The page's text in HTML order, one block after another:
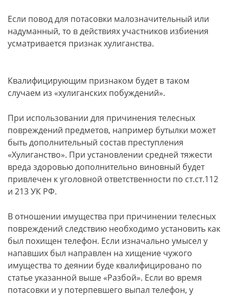
Если повод для потасовки малозначительный или
надуманный, то в действиях участников избиения
усматривается признак хулиганства.
Квалифицирующим признаком будет в таком
случаем из «хулиганских побуждений».
При использовании для причинения телесных
повреждений предметов, например бутылки может
быть дополнительный состав преступления
«Хулиганство». При установлении средней тяжести
вреда здоровью дополнительно виновный будет
привлечен к уголовной ответственности по ст.ст.112
и 213 УК РФ.
В отношении имущества при причинении телесных
повреждений следствию необходимо установить как
был похищен телефон. Если изначально умысел у
напавших был направлен на хищение чужого
имущества то деянии буде квалифицировано по
статье указанной выше «Разбой». Если во время
потасовки и у потерпевшего выпал телефон, у